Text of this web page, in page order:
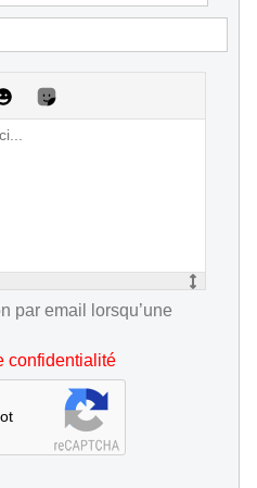
par email lorsqu’une
confidentialité